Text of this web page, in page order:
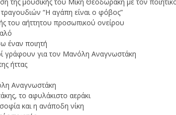
“Η αγάπη είναι ο φόβος”
του αήττητου προσωπικού ονείρου
έναν ποιητή
γράφουν για τον Μανόλη Αναγνωστάκη
ήττας
Αναγνωστάκη
το αφυλάκιστο αεράκι
και η ανάποδη νίκη